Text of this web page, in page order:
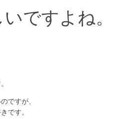
ですよね。
ですが、
です。